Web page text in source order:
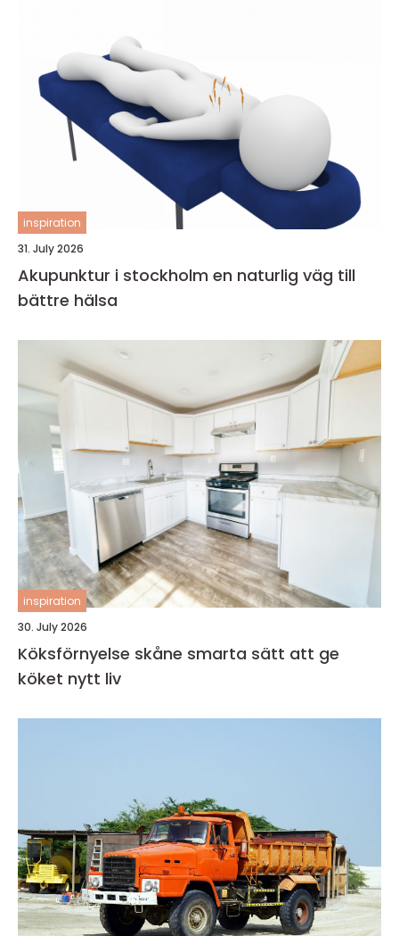
inspiration
31. July 2026
Akupunktur i stockholm en naturlig väg till
bättre hälsa
inspiration
30. July 2026
Köksförnyelse skåne smarta sätt att ge
köket nytt liv